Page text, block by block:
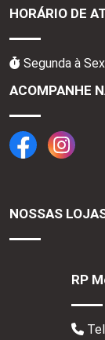
HORÁRIO DE
Segunda à
ACOMPANHE
NOSSAS
RP